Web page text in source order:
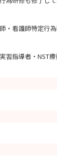
・看護師特定行
習指導者・NST